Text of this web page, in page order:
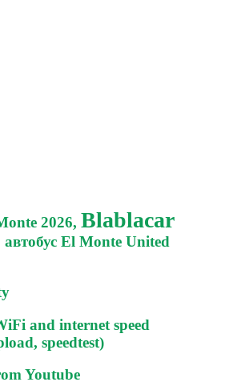
2026, Blablacar
El Monte United
and internet speed
speedtest)
Youtube